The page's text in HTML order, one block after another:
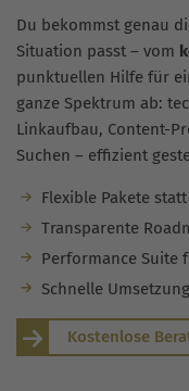
Du bekommst genau
Situation passt – vom
punktuellen Hilfe für
ganze Spektrum ab:
Linkaufbau, Content-
Suchen – effizient
Flexible Pakete
Transparente
Performance Suite
Schnelle
Kostenlose